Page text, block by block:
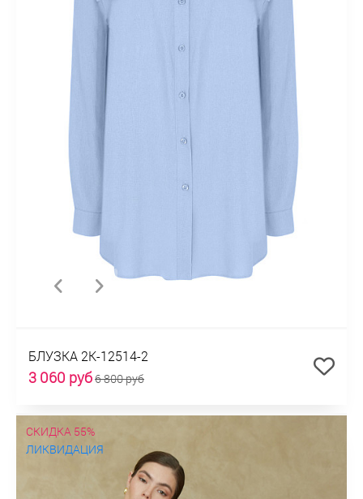
БЛУЗКА 2К-12514-2
3 060 руб6 800 руб
СКИДКА 55%
ЛИКВИДАЦИЯ